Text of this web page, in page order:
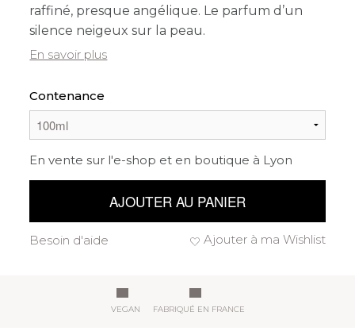
raffiné, presque angélique. Le parfum d’un
silence neigeux sur la peau.
En savoir plus
Contenance
En vente sur l'e-shop et en boutique à Lyon
AJOUTER AU PANIER
Ajouter à ma Wishlist
Besoin d'aide
VEGAN FABRIQUÉ EN FRANCE